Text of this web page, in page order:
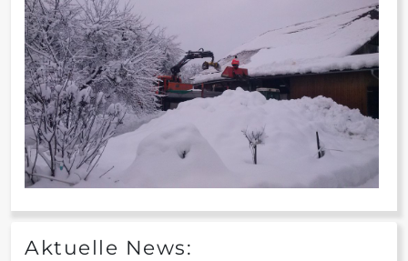
Aktuelle News: